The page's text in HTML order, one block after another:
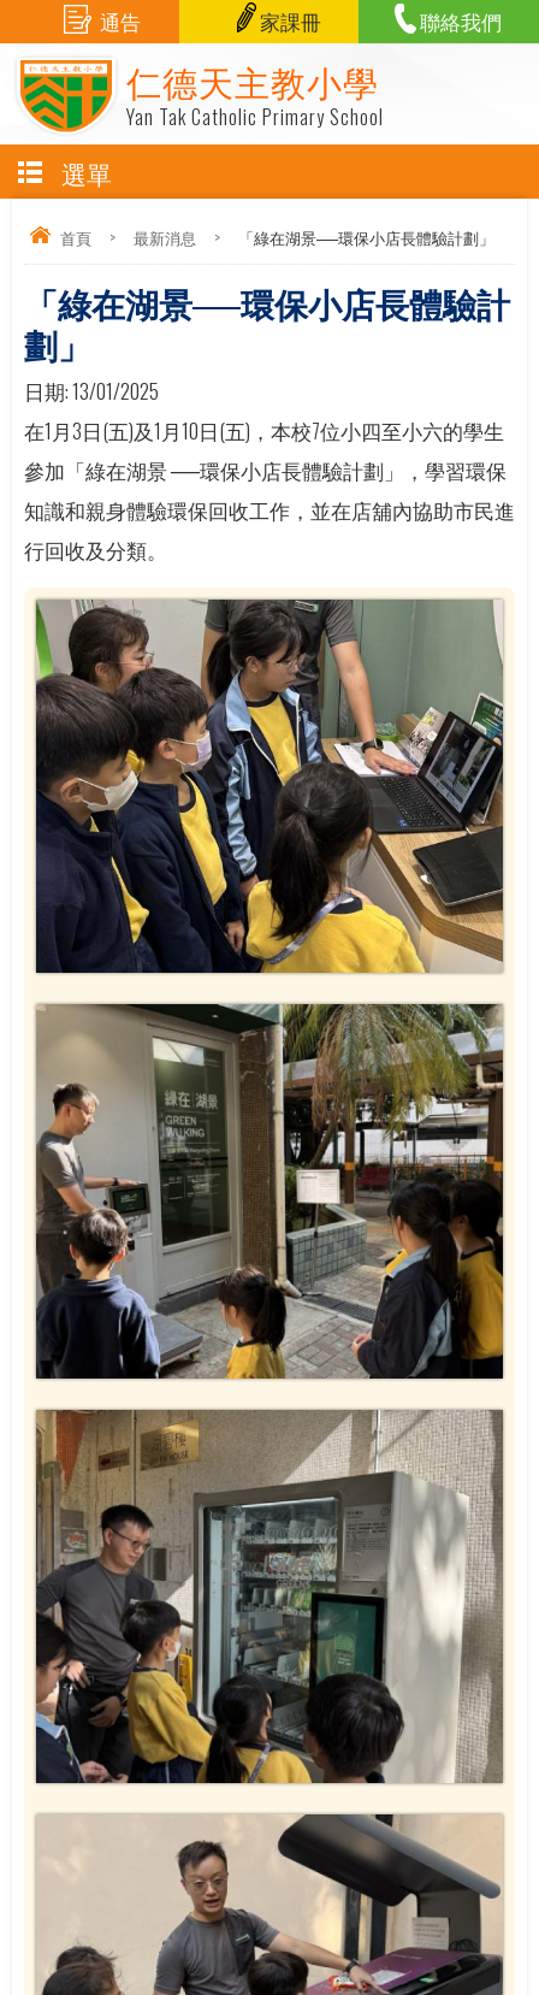
仁德天主教小學
Yan Tak Catholic Primary School
通告 家課冊 聯絡我們
選單
首頁 > 最新消息 > 「綠在湖景──環保小店長體驗計劃」
「綠在湖景──環保小店長體驗計
劃」
日期:13/01/2025
在1月3日(五)及1月10日(五)，本校7位小四至小六的學生
參加「綠在湖景 ──環保小店長體驗計劃」，學習環保
知識和親身體驗環保回收工作，並在店舖內協助市民進
行回收及分類。